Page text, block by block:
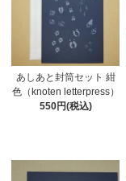
あしあと封筒セット 紺
色（knoten letterpress）
550円(税込)